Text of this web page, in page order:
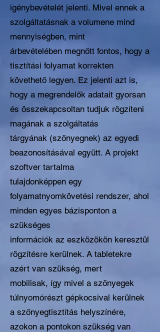
igénybevételét jelenti. Mivel ennek a
szolgáltatásnak a volumene mind
mennyiségben, mint
árbevételében megnőtt fontos, hogy a
tisztítási folyamat korrekten
követhető legyen. Ez jelenti azt is,
hogy a megrendelők adatait gyorsan
és összekapcsoltan tudjuk rögzíteni
magának a szolgáltatás
tárgyának (szőnyegnek) az egyedi
beazonosításával együtt. A projekt
szoftver tartalma
tulajdonképpen egy
folyamatnyomkövetési rendszer, ahol
minden egyes bázisponton a
szükséges
információk az eszközökön keresztül
rögzítésre kerülnek. A tabletekre
azért van szükség, mert
mobilisak, így mivel a szőnyegek
túlnyomórészt gépkocsival kerülnek
a szőnyegtisztítás helyszínére,
azokon a pontokon szükség van